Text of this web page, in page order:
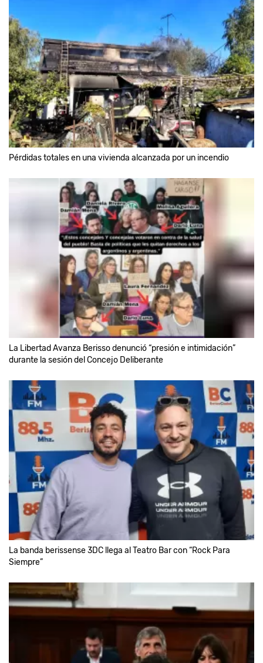
Pérdidas totales en una vivienda alcanzada por un incendio
La Libertad Avanza Berisso denunció “presión e intimidación”
durante la sesión del Concejo Deliberante
La banda berissense 3DC llega al Teatro Bar con “Rock Para
Siempre”